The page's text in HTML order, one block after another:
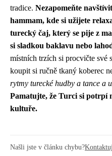
tradice. Nezapomeňte
hammam, kde si užijete
turecký čaj, který se pije z
si sladkou baklavu nebo
místních trzích si procvičte své
koupit si ručně tkaný koberec
rytmy turecké hudby a tance a
Pamatujte, že Turci si potrpí
kultuře.
Našli jste v článku chybu?